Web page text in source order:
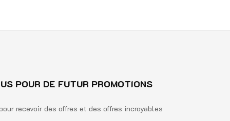
POUR DE FUTUR PROMOTIONS
recevoir des offres et des offres incroyables